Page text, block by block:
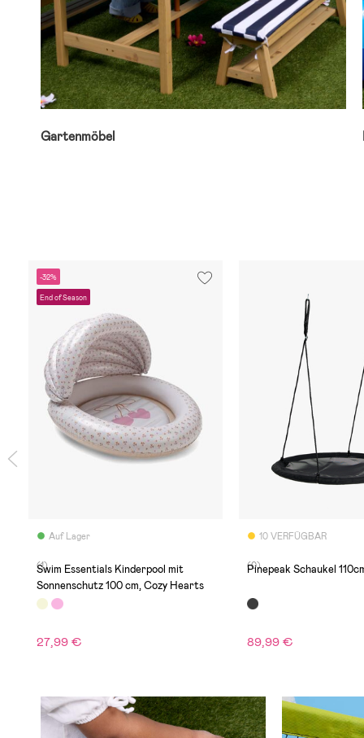
Gartenmöbel
-32%
End of Season
Auf Lager
(1)
Swim Essentials Kinderpool mit
Sonnenschutz 100 cm, Cozy Hearts
27,99 €
10 VERFÜGBAR
(0)
Pinepeak Schaukel
89,99 €